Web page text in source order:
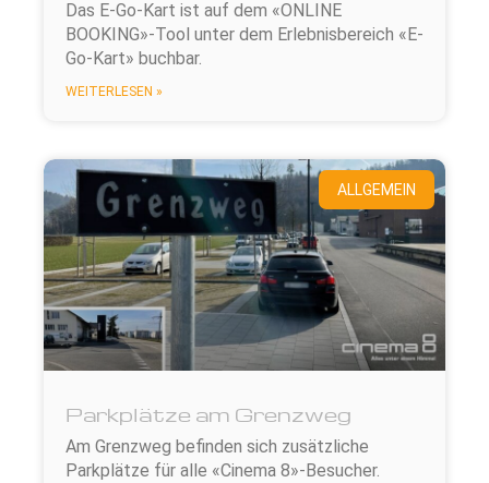
Das E-Go-Kart ist auf dem «ONLINE
BOOKING»-Tool unter dem Erlebnisbereich «E-
Go-Kart» buchbar.
WEITERLESEN »
ALLGEMEIN
Parkplätze am Grenzweg
Am Grenzweg befinden sich zusätzliche
Parkplätze für alle «Cinema 8»-Besucher.